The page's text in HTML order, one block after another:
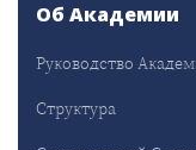
Об Академии
Руководство
Структура